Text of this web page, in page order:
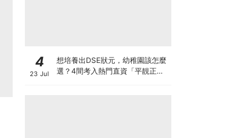
4
23 Jul
想培養出DSE狀元，幼稚園該怎麼
選？4間考入熱門直資「平靚正」